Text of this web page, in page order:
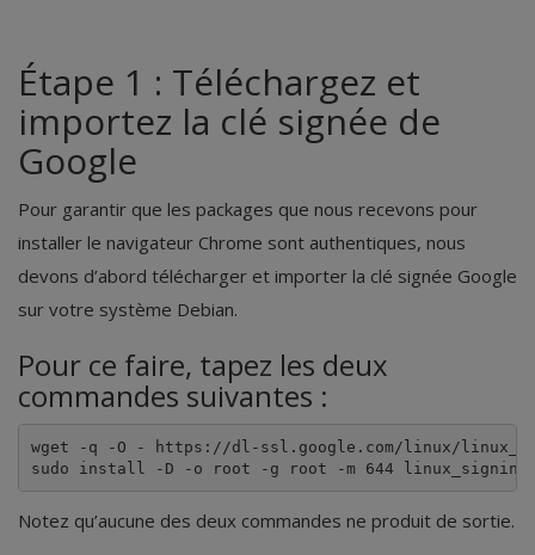
Étape 1 : Téléchargez et
importez la clé signée de
Google
Pour garantir que les packages que nous recevons pour
installer le navigateur Chrome sont authentiques, nous
devons d’abord télécharger et importer la clé signée Google
sur votre système Debian.
Pour ce faire, tapez les deux
commandes suivantes :
wget -q -O - https://dl-ssl.google.com/linux/
Notez qu’aucune des deux commandes ne produit de sortie.